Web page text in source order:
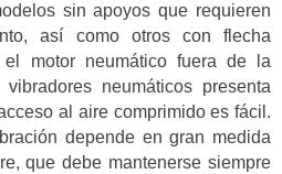
sin apoyos que requieren
así como otros con flecha
motor neumático fuera de la
neumáticos presenta
al aire comprimido es fácil.
depende en gran medida
que debe mantenerse siempre